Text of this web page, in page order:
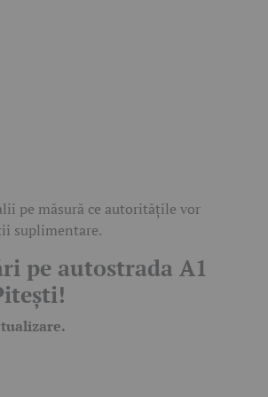
pe măsură ce autoritățile vor
suplimentare.
pe autostrada A1